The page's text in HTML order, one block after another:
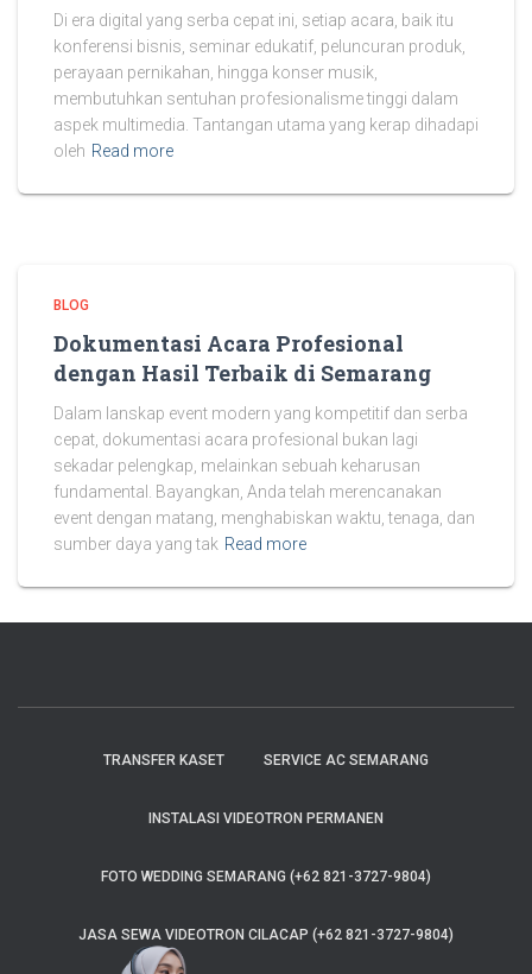
Di era digital yang serba cepat ini, setiap acara, baik itu
konferensi bisnis, seminar edukatif, peluncuran produk,
perayaan pernikahan, hingga konser musik,
membutuhkan sentuhan profesionalisme tinggi dalam
aspek multimedia. Tantangan utama yang kerap dihadapi
oleh Read more
BLOG
Dokumentasi Acara Profesional
dengan Hasil Terbaik di Semarang
Dalam lanskap event modern yang kompetitif dan serba
cepat, dokumentasi acara profesional bukan lagi
sekadar pelengkap, melainkan sebuah keharusan
fundamental. Bayangkan, Anda telah merencanakan
event dengan matang, menghabiskan waktu, tenaga, dan
sumber daya yang tak Read more
TRANSFER KASET SERVICE AC SEMARANG
INSTALASI VIDEOTRON PERMANEN
FOTO WEDDING SEMARANG (+62 821-3727-9804)
JASA SEWA VIDEOTRON CILACAP (+62 821-3727-9804)